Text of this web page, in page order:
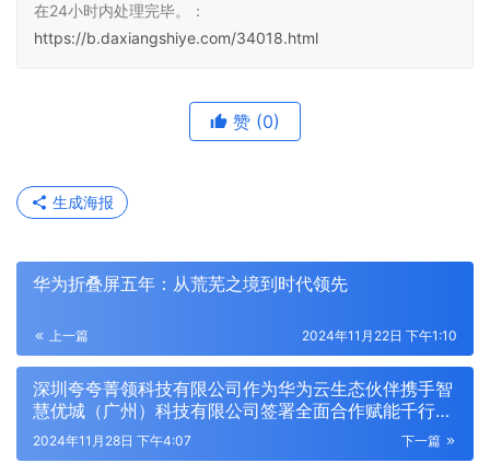
在24小时内处理完毕。：
https://b.daxiangshiye.com/34018.html
赞 (0)
生成海报
华为折叠屏五年：从荒芜之境到时代领先
上一篇 2024年11月22日 下午1:10
深圳夸夸菁领科技有限公司作为华为云生态伙伴携手智
慧优城（广州）科技有限公司签署全面合作赋能千行万
业，加速推进产业数智化转型
下一篇
2024年11月28日 下午4:07